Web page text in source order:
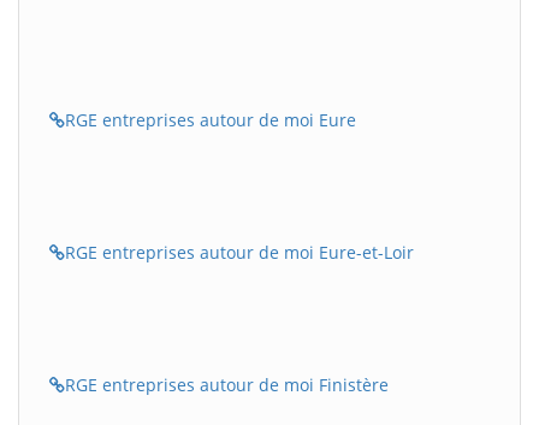
RGE entreprises autour de moi Eure
RGE entreprises autour de moi Eure-et-Loir
RGE entreprises autour de moi Finistère